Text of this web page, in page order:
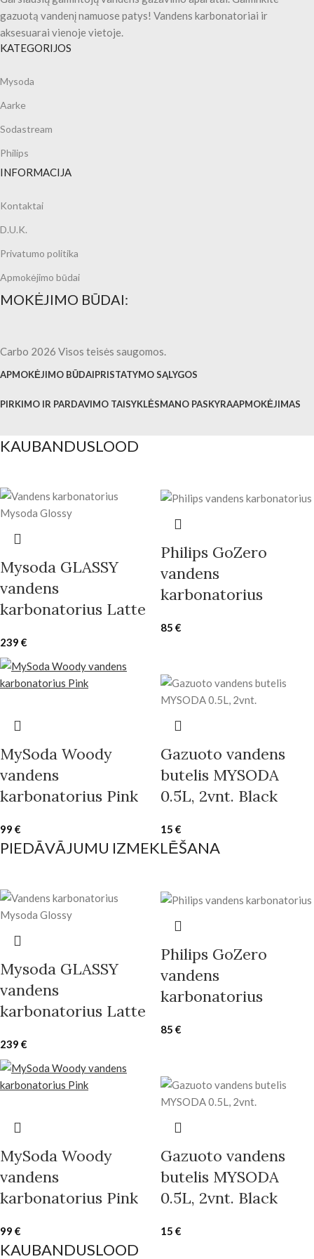
gazuotą vandenį namuose patys! Vandens karbonatoriai ir
aksesuarai vienoje vietoje.
KATEGORIJOS
Mysoda
Aarke
Sodastream
Philips
INFORMACIJA
Kontaktai
D.U.K.
Privatumo politika
Apmokėjimo būdai
MOKĖJIMO BŪDAI:
Carbo 2026 Visos teisės saugomos.
APMOKĖJIMO BŪDAIPRISTATYMO SĄLYGOS
PIRKIMO IR PARDAVIMO TAISYKLĖSMANO PASKYRAAPMOKĖJIMAS
KAUBANDUSLOOD
Mysoda GLASSY
vandens
karbonatorius Latte
239 €
Philips GoZero
vandens
karbonatorius
85 €
MySoda Woody
vandens
karbonatorius Pink
99 €
Gazuoto vandens
butelis MYSODA
0.5L, 2vnt. Black
15 €
PIEDĀVĀJUMU IZMEKLĒŠANA
Mysoda GLASSY
vandens
karbonatorius Latte
239 €
Philips GoZero
vandens
karbonatorius
85 €
MySoda Woody
vandens
karbonatorius Pink
99 €
Gazuoto vandens
butelis MYSODA
0.5L, 2vnt. Black
15 €
KAUBANDUSLOOD